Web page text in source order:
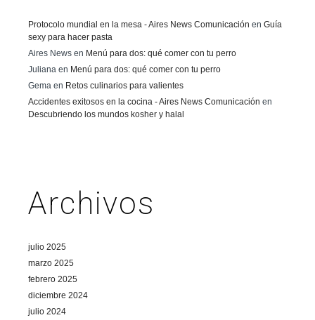
Protocolo mundial en la mesa - Aires News Comunicación en Guía
sexy para hacer pasta
Aires News en Menú para dos: qué comer con tu perro
Juliana en Menú para dos: qué comer con tu perro
Gema en Retos culinarios para valientes
Accidentes exitosos en la cocina - Aires News Comunicación en
Descubriendo los mundos kosher y halal
Archivos
julio 2025
marzo 2025
febrero 2025
diciembre 2024
julio 2024